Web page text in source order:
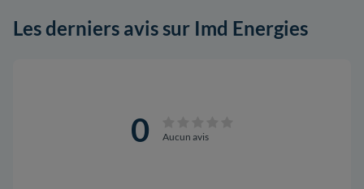
Les derniers avis sur Imd Energies
0 Aucun avis